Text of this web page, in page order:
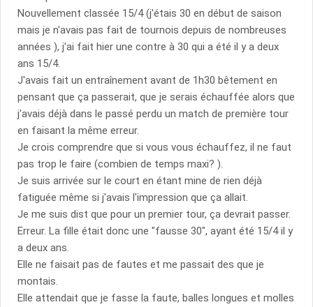
Nouvellement classée 15/4 (j'étais 30 en début de saison
mais je n'avais pas fait de tournois depuis de nombreuses
années ), j'ai fait hier une contre à 30 qui a été il y a deux
ans 15/4.
J'avais fait un entraînement avant de 1h30 bêtement en
pensant que ça passerait, que je serais échauffée alors que
j'avais déjà dans le passé perdu un match de première tour
en faisant la même erreur.
Je crois comprendre que si vous vous échauffez, il ne faut
pas trop le faire (combien de temps maxi? ).
Je suis arrivée sur le court en étant mine de rien déjà
fatiguée même si j'avais l'impression que ça allait.
Je me suis dist que pour un premier tour, ça devrait passer.
Erreur. La fille était donc une "fausse 30", ayant été 15/4 il y
a deux ans.
Elle ne faisait pas de fautes et me passait des que je
montais.
Elle attendait que je fasse la faute, balles longues et molles